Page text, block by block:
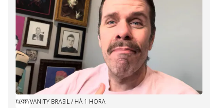
VANITY BRASIL/ HÁ 1 HORA